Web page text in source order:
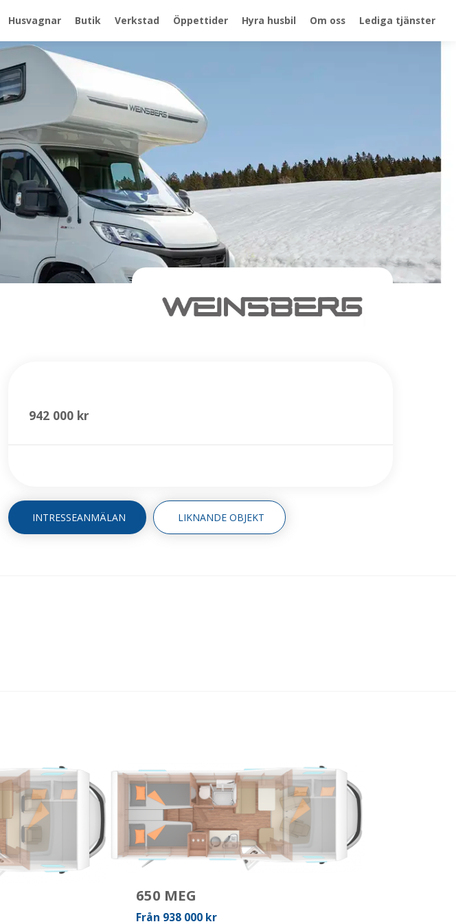
Husvagnar Butik Verkstad Öppettider Hyra husbil Om oss Lediga tjänster
942 000 kr
INTRESSEANMÄLAN LIKNANDE OBJEKT
650 MEG
Från 938 000 kr